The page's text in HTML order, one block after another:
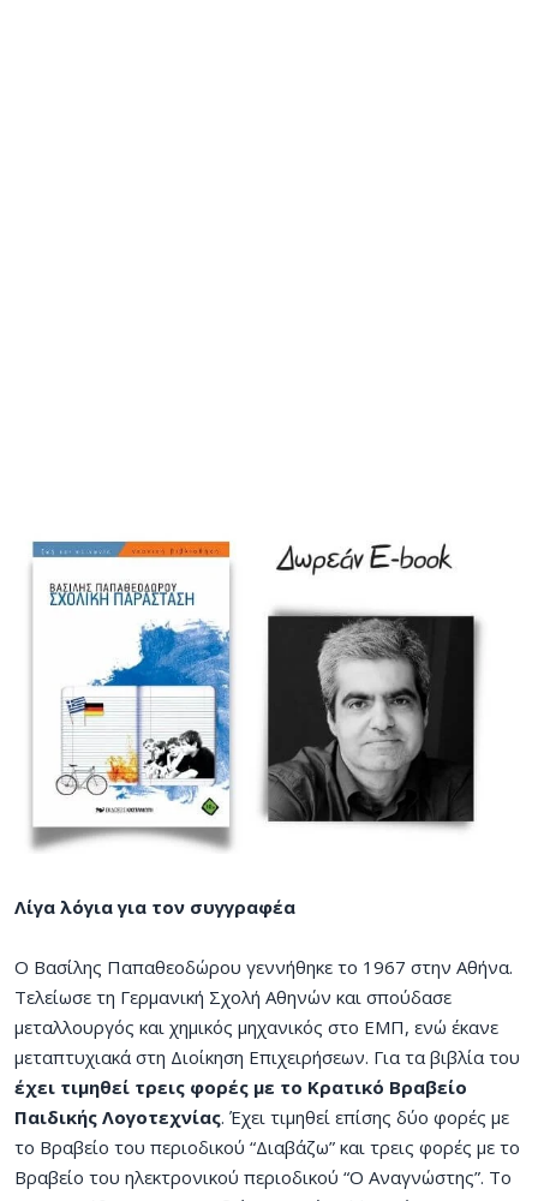
Λίγα λόγια για τον συγγραφέα
Ο Βασίλης Παπαθεοδώρου γεννήθηκε το 1967 στην Αθήνα.
Τελείωσε τη Γερμανική Σχολή Αθηνών και σπούδασε
μεταλλουργός και χημικός μηχανικός στο ΕΜΠ, ενώ έκανε
μεταπτυχιακά στη Διοίκηση Επιχειρήσεων. Για τα βιβλία του
έχει τιμηθεί τρεις φορές με το Κρατικό Βραβείο
Παιδικής Λογοτεχνίας. Έχει τιμηθεί επίσης δύο φορές με
το Βραβείο του περιοδικού “Διαβάζω” και τρεις φορές με το
Βραβείο του ηλεκτρονικού περιοδικού “Ο Αναγνώστης”. Το